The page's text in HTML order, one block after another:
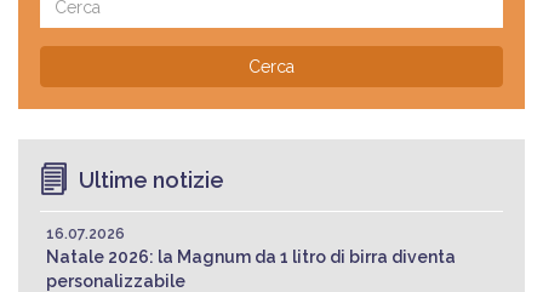
Cerca
Ultime notizie
16.07.2026
Natale 2026: la Magnum da 1 litro di birra diventa
personalizzabile